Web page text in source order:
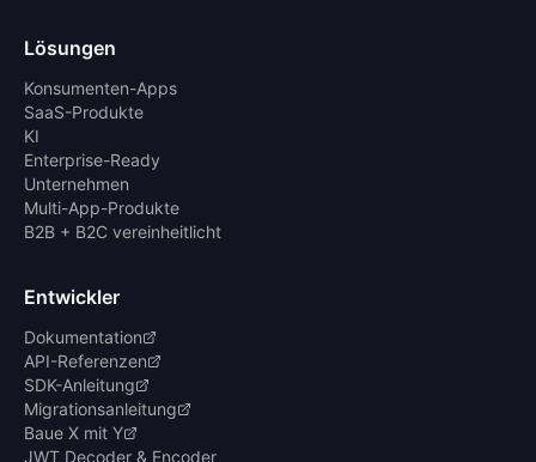
Lösungen
Konsumenten-Apps
SaaS-Produkte
KI
Enterprise-Ready
Unternehmen
Multi-App-Produkte
B2B + B2C vereinheitlicht
Entwickler
Dokumentation
API-Referenzen
SDK-Anleitung
Migrationsanleitung
Baue X mit Y
JWT Decoder & Encoder